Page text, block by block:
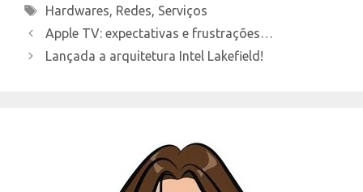
Tags
Hardwares, Redes, Serviços
Apple TV: expectativas e frustrações…
Lançada a arquitetura Intel Lakefield!